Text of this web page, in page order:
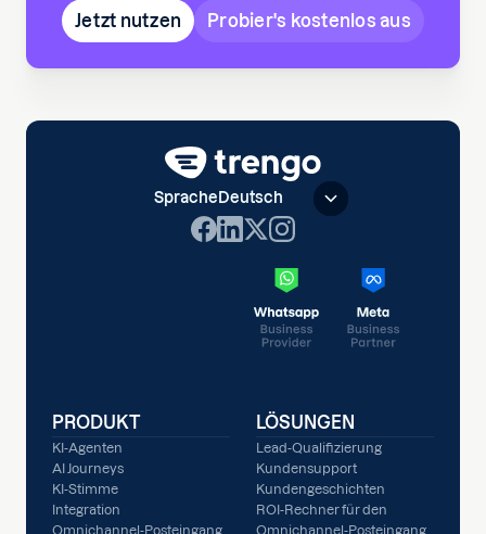
Jetzt nutzen
Probier's kostenlos aus
Sprache Deutsch
PRODUKT
KI-Agenten
AI Journeys
KI-Stimme
Integration
Omnichannel-Posteingang
LÖSUNGEN
Lead-Qualifizierung
Kundensupport
Kundengeschichten
ROI-Rechner für den
Omnichannel-Posteingang